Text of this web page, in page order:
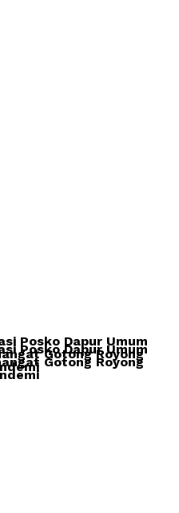
Posko Dapur Umum
Gotong Royong
Posko Dapur Umum
Gotong Royong